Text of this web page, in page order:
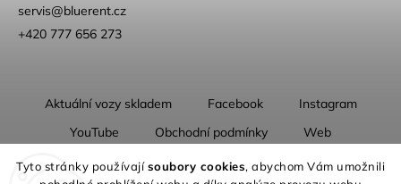
Tyto stránky používajísoubory cookies, abychom Vám umožnili
servis@bluerent.cz
+420 777 656 273
Aktuální vozy skladem Facebook
Instagram
YouTube
Obchodní podmínky
Web
O nás